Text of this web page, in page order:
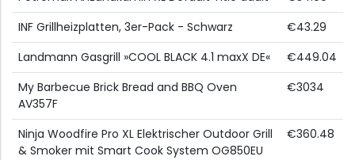
INF Grillheizplatten, 3er-Pack - Schwarz
€43.29
Landmann Gasgrill »COOL BLACK 4.1 maxX DE«
€449.04
My Barbecue Brick Bread and BBQ Oven
AV357F
€3034
Ninja Woodfire Pro XL Elektrischer Outdoor Grill
& Smoker mit Smart Cook System OG850EU
€360.48